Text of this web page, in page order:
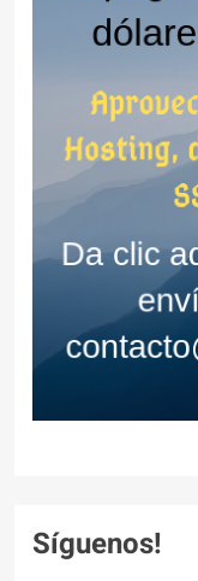
Síguenos!